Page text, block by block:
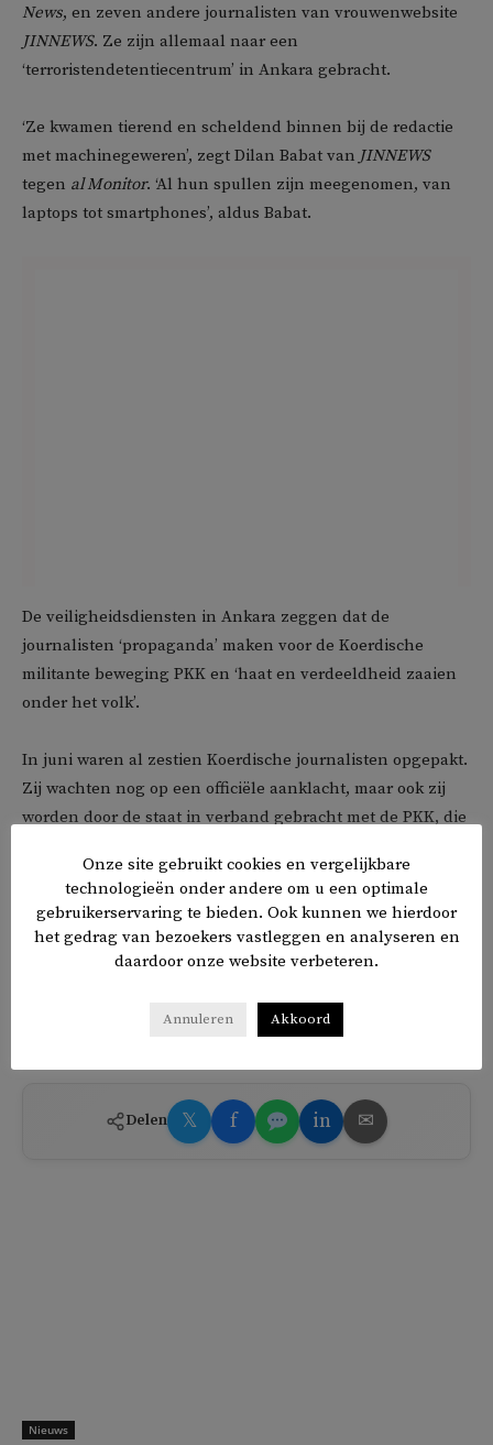
News, en zeven andere journalisten van vrouwenwebsite
JINNEWS. Ze zijn allemaal naar een
‘terroristendetentiecentrum’ in Ankara gebracht.
‘Ze kwamen tierend en scheldend binnen bij de redactie
met machinegeweren’, zegt Dilan Babat van JINNEWS
tegen al Monitor. ‘Al hun spullen zijn meegenomen, van
laptops tot smartphones’, aldus Babat.
De veiligheidsdiensten in Ankara zeggen dat de
journalisten ‘propaganda’ maken voor de Koerdische
militante beweging PKK en ‘haat en verdeeldheid zaaien
onder het volk’.
In juni waren al zestien Koerdische journalisten opgepakt.
Zij wachten nog op een officiële aanklacht, maar ook zij
worden door de staat in verband gebracht met de PKK, die
Intussen zijn ook ruim 650 mensen aangehouden op
verdenking van het ontplooien van ‘financiële activiteiten’
voor de in Turkije de verboden Gülenbeweging. Daarvan
Delen 𝕏 f in ✉
Nieuws
Onze site gebruikt cookies en vergelijkbare
technologieën onder andere om u een optimale
gebruikerservaring te bieden. Ook kunnen we hierdoor
het gedrag van bezoekers vastleggen en analyseren en
daardoor onze website verbeteren.
Annuleren Akkoord